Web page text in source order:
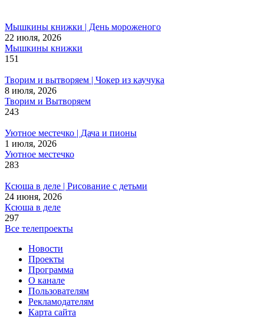
Мышкины книжки | День мороженого
22 июля, 2026
Мышкины книжки
151
Творим и вытворяем | Чокер из каучука
8 июля, 2026
Творим и Вытворяем
243
Уютное местечко | Дача и пионы
1 июля, 2026
Уютное местечко
283
Ксюша в деле | Рисование с детьми
24 июня, 2026
Ксюша в деле
297
Все телепроекты
Новости
Проекты
Программа
О канале
Пользователям
Рекламодателям
Карта сайта